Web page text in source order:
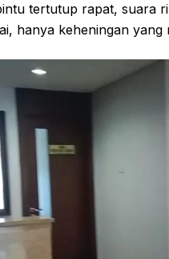
tertutup rapat, suara
hanya keheningan yang